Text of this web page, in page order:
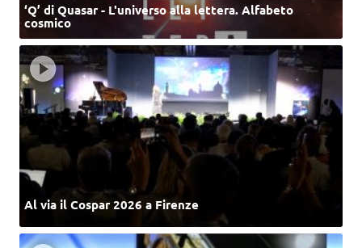
‘Q’ di Quasar - L'universo alla lettera. Alfabeto
cosmico
Al via il Cospar 2026 a Firenze